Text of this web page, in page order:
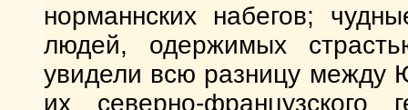
норманнских набегов;
людей, одержимых
увидели всю разницу между
их северно-французского